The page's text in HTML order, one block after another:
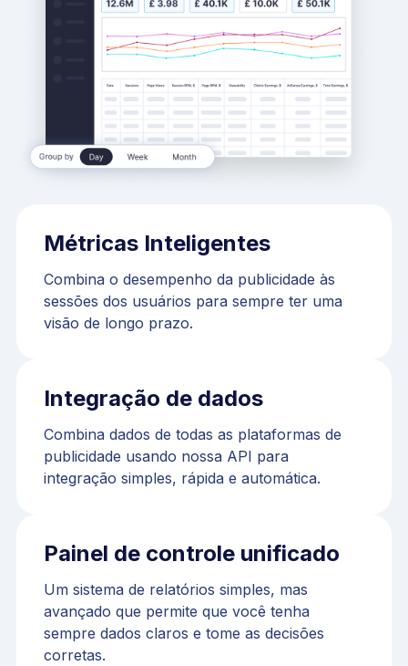
Métricas Inteligentes
Combina o desempenho da publicidade às
sessões dos usuários para sempre ter uma
visão de longo prazo.
Integração de dados
Combina dados de todas as plataformas de
publicidade usando nossa API para
integração simples, rápida e automática.
Painel de controle unificado
Um sistema de relatórios simples, mas
avançado que permite que você tenha
sempre dados claros e tome as decisões
corretas.